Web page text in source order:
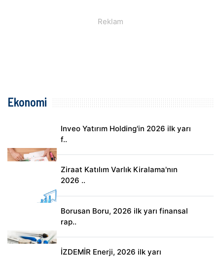
Ekonomi
Inveo Yatırım Holding'in 2026 ilk yarı
f..
Ziraat Katılım Varlık Kiralama'nın
2026 ..
Borusan Boru, 2026 ilk yarı finansal
rap..
İZDEMİR Enerji, 2026 ilk yarı